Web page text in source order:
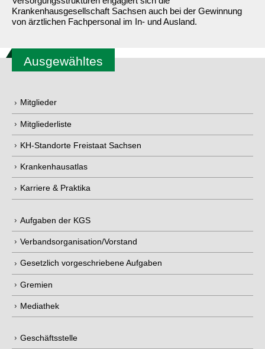
Krankenhausgesellschaft Sachsen auch bei der Gewinnung
von ärztlichen Fachpersonal im In- und Ausland.
Ausgewähltes
Mitglieder
Mitgliederliste
KH-Standorte Freistaat Sachsen
Krankenhausatlas
Karriere & Praktika
Aufgaben der KGS
Verbandsorganisation/Vorstand
Gesetzlich vorgeschriebene Aufgaben
Gremien
Mediathek
Geschäftsstelle